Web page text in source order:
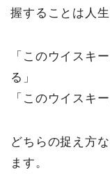
握することは人
「このウイスキ
る」
「このウイスキ
どちらの捉え方
ます。